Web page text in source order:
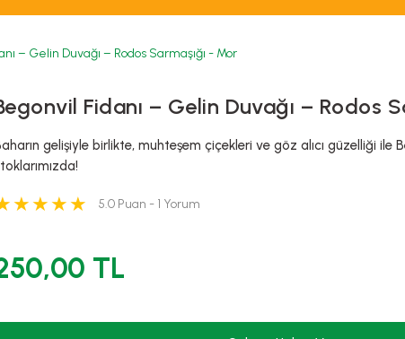
– Gelin Duvağı – Rodos Sarmaşığı - Mor
Fidanı – Gelin Duvağı – Rodos
gelişiyle birlikte, muhteşem çiçekleri ve göz alıcı güzelliği ile
5.0 Puan - 1 Yorum
TL